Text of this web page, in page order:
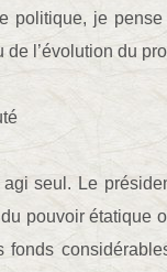
politique, je
de l’évolution du
agi seul. Le
pouvoir étatique
fonds